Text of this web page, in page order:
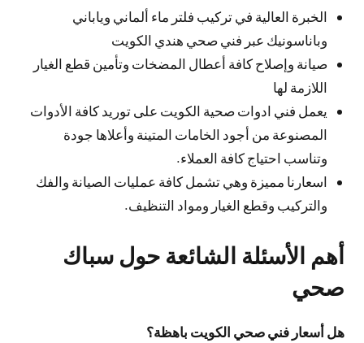
الخبرة العالية في تركيب فلتر ماء ألماني وياباني
وباناسونيك عبر فني صحي هندي الكويت
صيانة وإصلاح كافة أعطال المضخات وتأمين قطع الغيار
اللازمة لها
يعمل فني ادوات صحية الكويت على توريد كافة الأدوات
المصنوعة من أجود الخامات المتينة وأعلاها جودة
وتناسب احتياج كافة العملاء.
اسعارنا مميزة وهي تشمل كافة عمليات الصيانة والفك
والتركيب وقطع الغيار ومواد التنظيف.
أهم الأسئلة الشائعة حول سباك
صحي
هل أسعار فني صحي الكويت باهظة؟